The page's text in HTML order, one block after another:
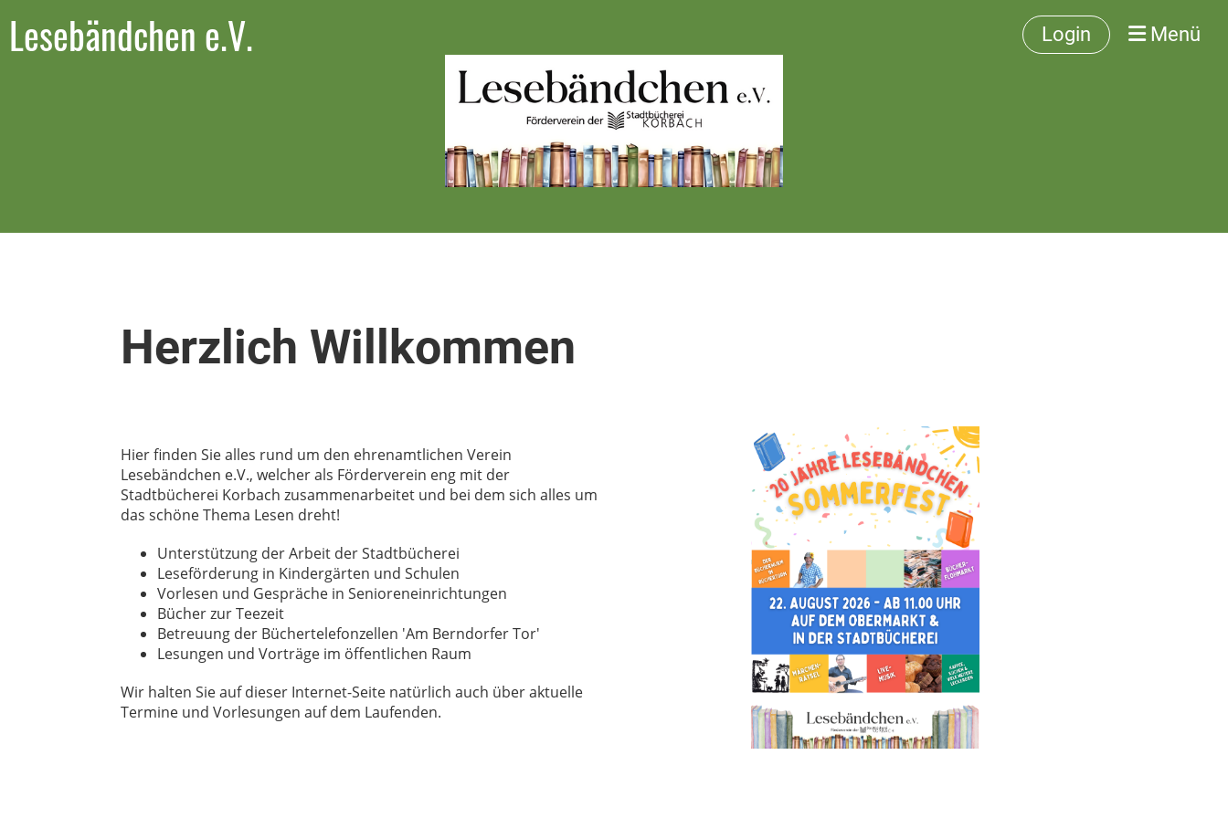
Lesebändchen e.V. Login Menü
Herzlich Willkommen
Hier finden Sie alles rund um den ehrenamtlichen Verein
Lesebändchen e.V., welcher als Förderverein eng mit der
Stadtbücherei Korbach zusammenarbeitet und bei dem sich alles um
das schöne Thema Lesen dreht!
Unterstützung der Arbeit der Stadtbücherei
Leseförderung in Kindergärten und Schulen
Vorlesen und Gespräche in Senioreneinrichtungen
Bücher zur Teezeit
Betreuung der Büchertelefonzellen 'Am Berndorfer Tor'
Lesungen und Vorträge im öffentlichen Raum
Wir halten Sie auf dieser Internet-Seite natürlich auch über aktuelle
Termine und Vorlesungen auf dem Laufenden.